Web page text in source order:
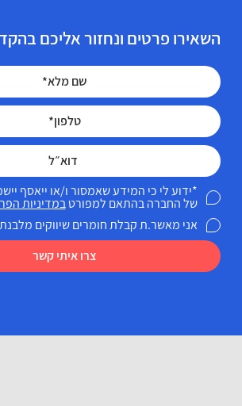
השאירו פרטים ונחזור אליכם
צרו איתי קשר
*ידוע לי כי המידע שאמסור ו/או ייאסף
של החברה בהתאם למפורטבמדיניות
אני מאשר.ת קבלת חומרים שיווקים מלבנת